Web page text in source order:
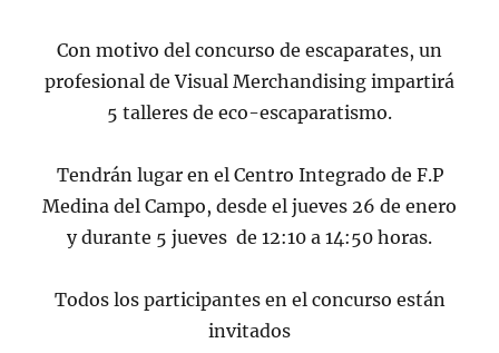
Con motivo del concurso de escaparates, un
profesional de Visual Merchandising impartirá
5 talleres de eco-escaparatismo.
Tendrán lugar en el Centro Integrado de F.P
Medina del Campo, desde el jueves 26 de enero
y durante 5 jueves de 12:10 a 14:50 horas.
Todos los participantes en el concurso están
invitados